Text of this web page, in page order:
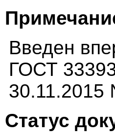
Введен
ГОСТ
Статус